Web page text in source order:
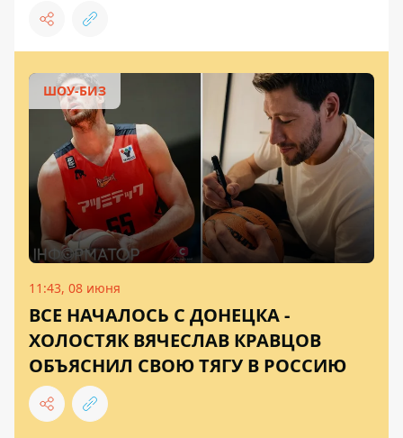
ШОУ-БИЗ
11:43, 08 июня
ВСЕ НАЧАЛОСЬ С ДОНЕЦКА -
ХОЛОСТЯК ВЯЧЕСЛАВ КРАВЦОВ
ОБЪЯСНИЛ СВОЮ ТЯГУ В РОССИЮ